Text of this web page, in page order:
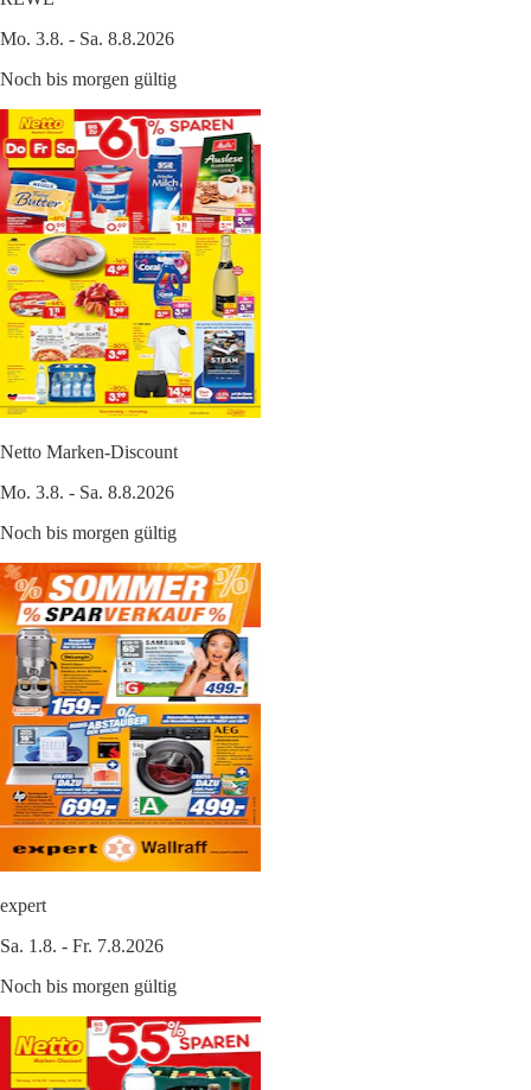
Mo. 3.8. - Sa. 8.8.2026
Noch bis morgen gültig
Netto Marken-Discount
Mo. 3.8. - Sa. 8.8.2026
Noch bis morgen gültig
expert
Sa. 1.8. - Fr. 7.8.2026
Noch bis morgen gültig